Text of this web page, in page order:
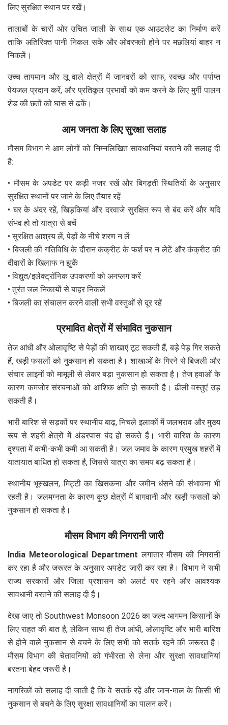
लिए सुरक्षित स्थान पर रखें।
तालाबों के चारों ओर उचित जाली के साथ एक आउटलेट का निर्माण करें
ताकि अतिरिक्त पानी निकल सके और ओवरफ्लो होने पर मछलियां बाहर न
निकलें।
उच्च तापमान और लू वाले क्षेत्रों में जानवरों को साफ, स्वच्छ और पर्याप्त
पेयजल प्रदान करें, और प्रतिकूल प्रभावों को कम करने के लिए मुर्गी पालन
शेड की छतों को घास से ढकें।
आम जनता के लिए सुरक्षा सलाह
मौसम विभाग ने आम लोगों को निम्नलिखित सावधानियां बरतने की सलाह दी
है:
• मौसम के अपडेट पर कड़ी नजर रखें और बिगड़ती स्थितियों के अनुसार
सुरक्षित स्थानों पर जाने के लिए तैयार रहें
• घर के अंदर रहें, खिड़कियां और दरवाजे सुरक्षित रूप से बंद करें और यदि
संभव हो तो यात्रा से बचें
• सुरक्षित आश्रय लें; पेड़ों के नीचे शरण न लें
• बिजली की गतिविधि के दौरान कंक्रीट के फर्श पर न लेटें और कंक्रीट की
दीवारों के खिलाफ न झुकें
• विद्युत/इलेक्ट्रॉनिक उपकरणों को अनप्लग करें
• तुरंत जल निकायों से बाहर निकलें
• बिजली का संचालन करने वाली सभी वस्तुओं से दूर रहें
प्रभावित क्षेत्रों में संभावित नुकसान
तेज आंधी और ओलावृष्टि से पेड़ों की शाखाएं टूट सकती हैं, बड़े पेड़ गिर सकते
हैं, खड़ी फसलों को नुकसान हो सकता है। शाखाओं के गिरने से बिजली और
संचार लाइनों को मामूली से लेकर बड़ा नुकसान हो सकता है। तेज हवाओं के
कारण कमजोर संरचनाओं को आंशिक क्षति हो सकती है। ढीली वस्तुएं उड़
सकती हैं।
भारी बारिश से सड़कों पर स्थानीय बाढ़, निचले इलाकों में जलभराव और मुख्य
रूप से शहरी क्षेत्रों में अंडरपास बंद हो सकते हैं। भारी बारिश के कारण
दृश्यता में कभी-कभी कमी आ सकती है। जल जमाव के कारण प्रमुख शहरों में
यातायात बाधित हो सकता है, जिससे यात्रा का समय बढ़ सकता है।
स्थानीय भूस्खलन, मिट्टी का खिसकना और जमीन धंसने की संभावना भी
रहती है। जलमग्नता के कारण कुछ क्षेत्रों में बागवानी और खड़ी फसलों को
नुकसान हो सकता है।
मौसम विभाग की निगरानी जारी
India Meteorological Department लगातार मौसम की निगरानी
कर रहा है और जरूरत के अनुसार अपडेट जारी कर रहा है। विभाग ने सभी
राज्य सरकारों और जिला प्रशासन को अलर्ट पर रहने और आवश्यक
सावधानी बरतने की सलाह दी है।
देखा जाए तो Southwest Monsoon 2026 का जल्द आगमन किसानों के
लिए राहत की बात है, लेकिन साथ ही तेज आंधी, ओलावृष्टि और भारी बारिश
से होने वाले नुकसान से बचने के लिए सभी को सतर्क रहने की जरूरत है।
मौसम विभाग की चेतावनियों को गंभीरता से लेना और सुरक्षा सावधानियां
बरतना बेहद जरूरी है।
नागरिकों को सलाह दी जाती है कि वे सतर्क रहें और जान-माल के किसी भी
नुकसान से बचने के लिए सुरक्षा सावधानियों का पालन करें।